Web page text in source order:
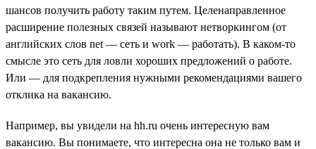
шансов получить работу таким путем. Целенаправленное
расширение полезных связей называют нетворкингом (от
английских слов net — сеть и work — работать). В каком-то
смысле это сеть для ловли хороших предложений о работе.
Или — для подкрепления нужными рекомендациями вашего
отклика на вакансию.
Например, вы увидели на hh.ru очень интересную вам
вакансию. Вы понимаете, что интересна она не только вам и